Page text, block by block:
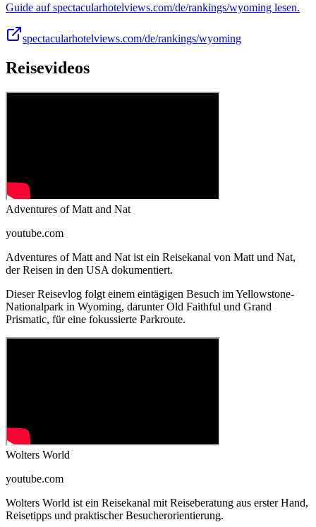
Guide auf spectacularhotelviews.com/de/rankings/wyoming lesen.
spectacularhotelviews.com/de/rankings/wyoming
Reisevideos
Adventures of Matt and Nat
youtube.com
Adventures of Matt and Nat ist ein Reisekanal von Matt und Nat,
der Reisen in den USA dokumentiert.
Dieser Reisevlog folgt einem eintägigen Besuch im Yellowstone-
Nationalpark in Wyoming, darunter Old Faithful und Grand
Prismatic, für eine fokussierte Parkroute.
Wolters World
youtube.com
Wolters World ist ein Reisekanal mit Reiseberatung aus erster Hand,
Reisetipps und praktischer Besucherorientierung.